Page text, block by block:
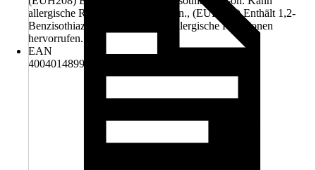
allergische Reaktionen hervorrufen., (EUH208) Enthält 1,2-
Benzisothiazol-3(2H)-on. Kann allergische Reaktionen
hervorrufen.
EAN
4004014899953